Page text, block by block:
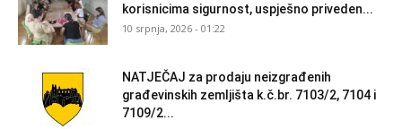
korisnicima sigurnost, uspješno priveden...
10 srpnja, 2026 - 01:22
NATJEČAJ za prodaju neizgrađenih
građevinskih zemljišta k.č.br. 7103/2, 7104 i
7109/2...